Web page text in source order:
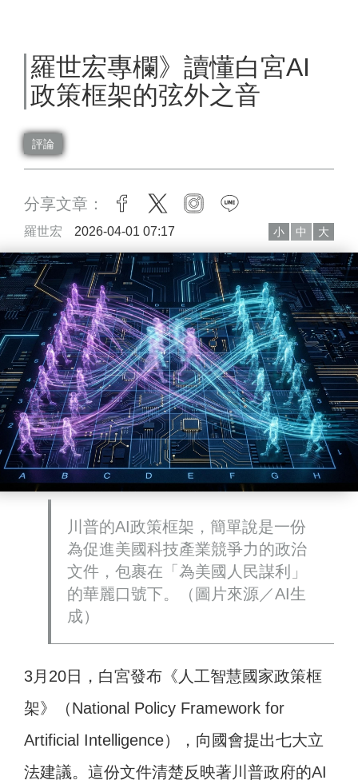
羅世宏專欄》讀懂白宮AI
政策框架的弦外之音
評論
分享文章： facebook
twitter instagram
羅世宏 2026-04-01 07:17 小 中 大
川普的AI政策框架，簡單說是一份
為促進美國科技產業競爭力的政治
文件，包裹在「為美國人民謀利」
的華麗口號下。（圖片來源／AI生
成）
3月20日，白宮發布《人工智慧國家政策框
架》（National Policy Framework for
Artificial Intelligence），向國會提出七大立
法建議。這份文件清楚反映著川普政府的AI